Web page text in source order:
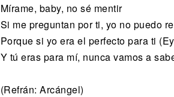
Mírame, baby, no sé mentir
Si me preguntan por ti, yo no puedo
Porque si yo era el perfecto para ti
Y tú eras para mí, nunca vamos a
(Refrán: Arcángel)